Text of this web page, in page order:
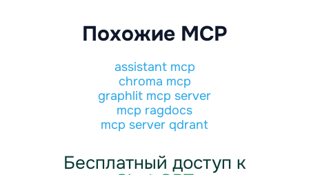
Похожие MCP
assistant mcp
chroma mcp
graphlit mcp server
mcp ragdocs
mcp server qdrant
Бесплатный доступ к